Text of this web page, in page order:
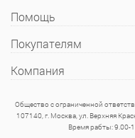
Помощь
Покупателям
Компания
Общество с ограниченной
107140, г. Москва, ул. Верхняя
Время рабты: 9.00-